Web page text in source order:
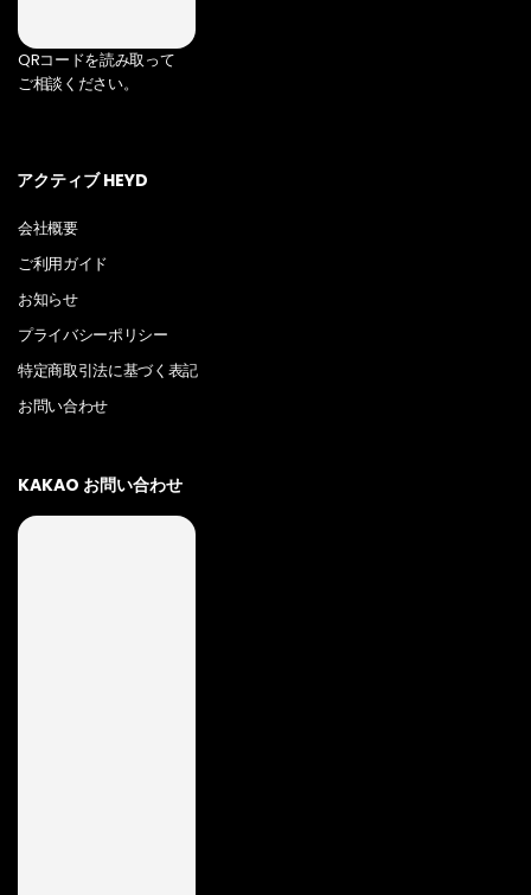
QRコードを読み取って
ご相談ください。
アクティブ HEYD
会社概要
ご利用ガイド
お知らせ
プライバシーポリシー
特定商取引法に基づく表記
お問い合わせ
KAKAO お問い合わせ